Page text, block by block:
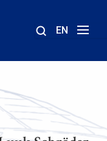
EN